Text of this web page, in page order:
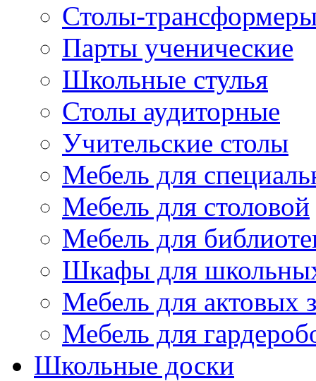
Столы-
Парты ученические
Школьные стулья
Столы аудиторные
Учительские столы
Мебель для
Мебель для столовой
Мебель для
Шкафы для
Мебель для актовых
Мебель для
Школьные доски